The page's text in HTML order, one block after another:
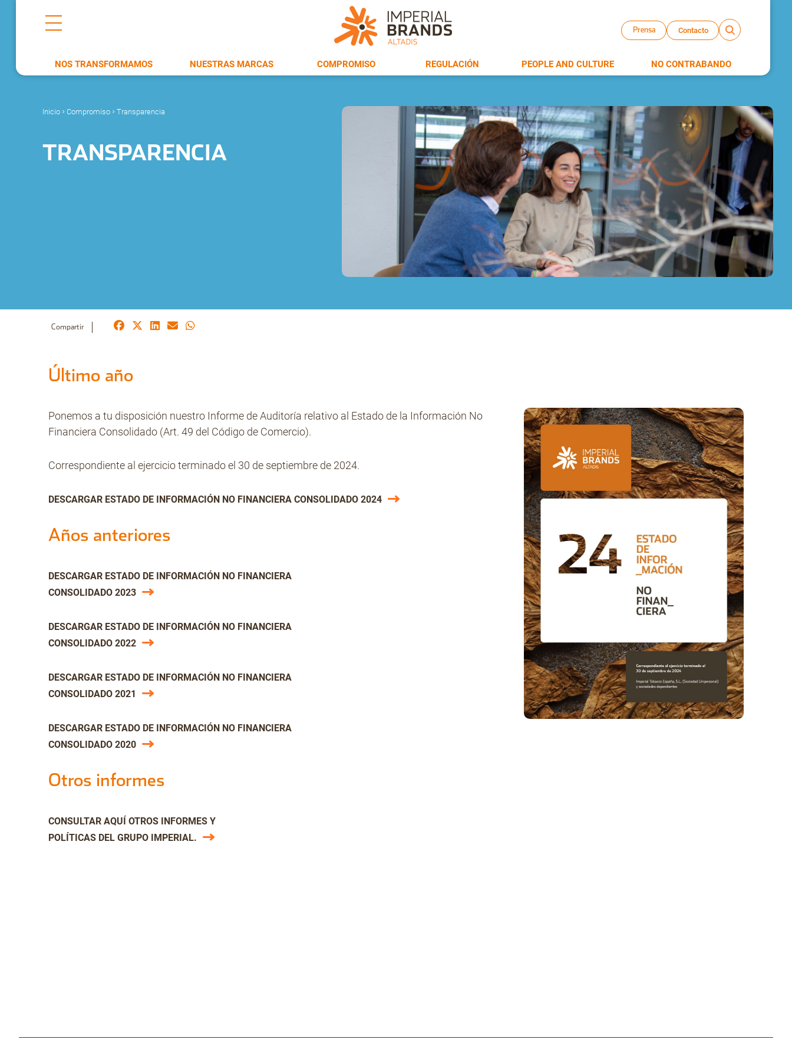
Prensa Contacto
NOS TRANSFORMAMOS NUESTRAS MARCAS COMPROMISO REGULACIÓN PEOPLE AND CULTURE NO CONTRABANDO
Inicio > Compromiso > Transparencia
TRANSPARENCIA
Compartir
Último año
Ponemos a tu disposición nuestro Informe de Auditoría relativo al Estado de la Información No
Financiera Consolidado (Art. 49 del Código de Comercio).
Correspondiente al ejercicio terminado el 30 de septiembre de 2024.
DESCARGAR ESTADO DE INFORMACIÓN NO FINANCIERA CONSOLIDADO 2024
Años anteriores
DESCARGAR ESTADO DE INFORMACIÓN NO FINANCIERA
CONSOLIDADO 2023
DESCARGAR ESTADO DE INFORMACIÓN NO FINANCIERA
CONSOLIDADO 2022
DESCARGAR ESTADO DE INFORMACIÓN NO FINANCIERA
CONSOLIDADO 2021
DESCARGAR ESTADO DE INFORMACIÓN NO FINANCIERA
CONSOLIDADO 2020
Otros informes
CONSULTAR AQUÍ OTROS INFORMES Y
POLÍTICAS DEL GRUPO IMPERIAL.